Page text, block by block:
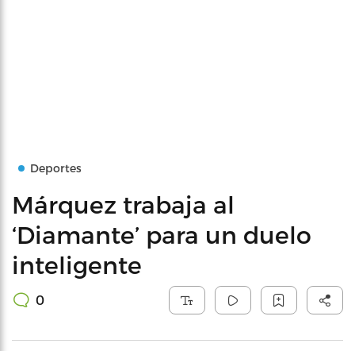
Deportes
Márquez trabaja al
‘Diamante’ para un duelo
inteligente
0